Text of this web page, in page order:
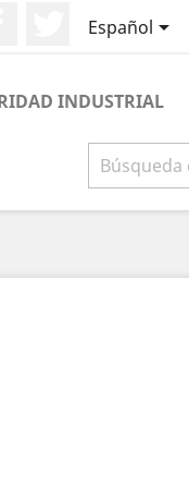
Español
INDUSTRIAL